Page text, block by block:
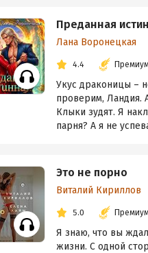
Преданная
Лана Воронецкая
4.4
Укус драконицы –
проверим, Ландия.
Клыки зудят. Я
парня? А я не
Это не порно
Виталий Кириллов
5.0
Я знаю, что вы
жизни. С одной